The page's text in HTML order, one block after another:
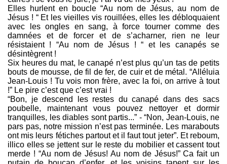
Elles hurlent en boucle “Au nom de Jésus, au nom de
Jésus ! “ Et les vieilles vis rouillées, elles les débloquaient
avec les ongles en sang, à force tourner comme des
damnées et de forcer et de s’acharner, rien ne leur
résistaient ! “Au nom de Jésus ! “ et les canapés se
désintègrent !
Six heures du mat, le canapé n’est plus qu’un tas de petits
bouts de mousse, de fil de fer, de cuir et de métal. “Alléluia
Jean-Louis ! Tu vois mon frère, avec la foi, on arrive à tout
!” Le pire c’est que c’est vrai !
“Bon, je descend les restes du canapé dans des sacs
poubelle, maintenant vous pouvez nettoyer et dormir
tranquilles, les diables sont partis...” - “Non, Jean-Louis, ne
pars pas, notre mission n’est pas terminée. Les marabouts
ont mis leurs fétiches partout et il faut tout jeter”. Et reboum,
illico elles se jettent sur le reste du mobilier et cassent tout
merde ! “Au nom de Jésus! Au nom de Jésus!” Ca fait un